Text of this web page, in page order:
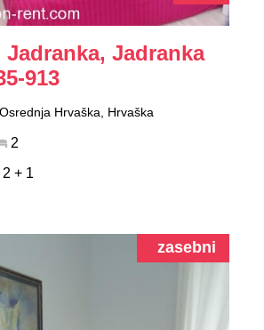
Jadranka
913
Hrvaška, Hrvaška
2
2 + 1
zasebni